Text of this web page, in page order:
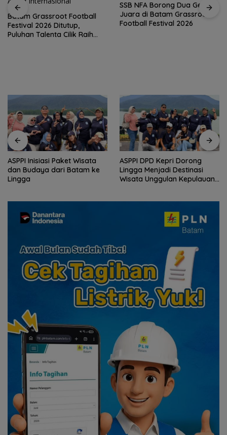
Batam Grassroot Football
Festival 2026 Ditutup,
Puluhan Talenta Cilik Raih
SSB NFA Borong Dua Gelar
Juara di Batam Grassroot
Football Festival 2026
ASPPI Inisiasi Paket Wisata
dan Budaya dari Batam ke
Lingga
ASPPI DPD Kepri Dorong
Lingga Menjadi Destinasi
Wisata Unggulan Kepulauan